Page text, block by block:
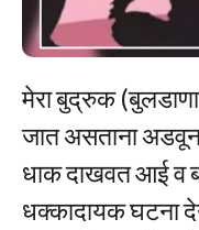
मेरा बुद्रुक
जात असताना
धाक दाखवत आई व
धक्कादायक घटना